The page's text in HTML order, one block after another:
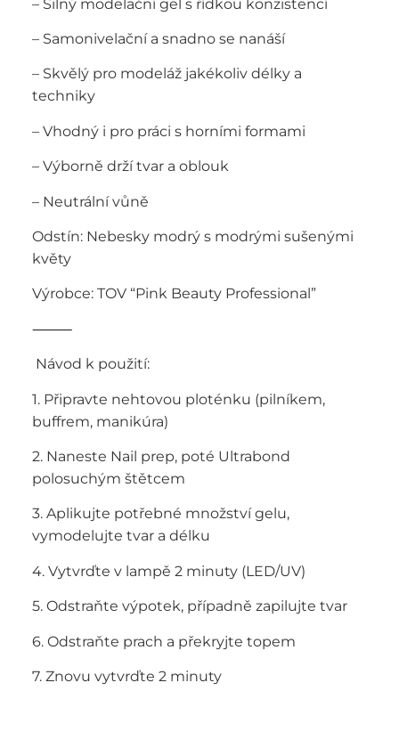
– Silný modelační gel s řídkou konzistencí
– Samonivelační a snadno se nanáší
– Skvělý pro modeláž jakékoliv délky a
techniky
– Vhodný i pro práci s horními formami
– Výborně drží tvar a oblouk
– Neutrální vůně
Odstín: Nebesky modrý s modrými sušenými
květy
Výrobce: TOV “Pink Beauty Professional”
⸻
️ Návod k použití:
1. Připravte nehtovou ploténku (pilníkem,
buffrem, manikúra)
2. Naneste Nail prep, poté Ultrabond
polosuchým štětcem
3. Aplikujte potřebné množství gelu,
vymodelujte tvar a délku
4. Vytvrďte v lampě 2 minuty (LED/UV)
5. Odstraňte výpotek, případně zapilujte tvar
6. Odstraňte prach a překryjte topem
7. Znovu vytvrďte 2 minuty